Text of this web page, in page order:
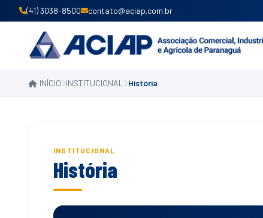
(41) 3038-8500 contato@aciap.com.br
INÍCIO INSTITUCIONAL História
INSTITUCIONAL
História